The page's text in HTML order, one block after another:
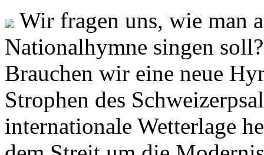
Wir fragen uns, wie man
Nationalhymne singen
Brauchen wir eine neue
Strophen des
internationale Wetterlage